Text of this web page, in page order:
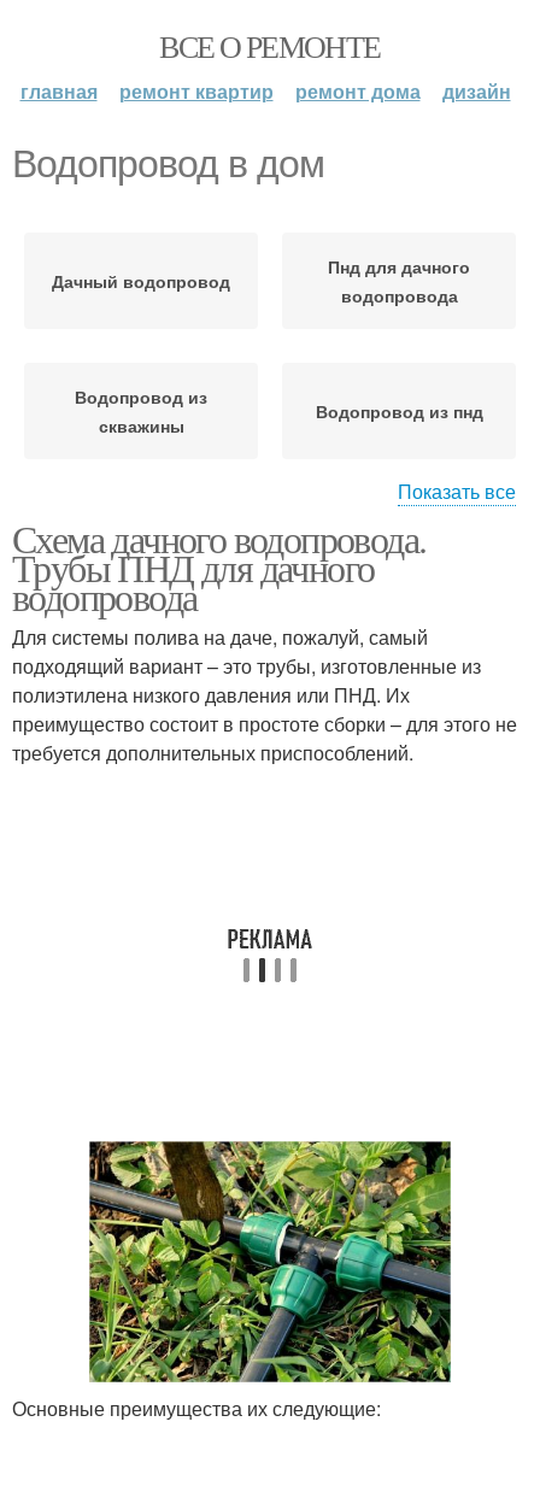
ВСЕ О РЕМОНТЕ
главная ремонт квартир ремонт дома дизайн
Водопровод в дом
Дачный водопровод
Пнд для дачного
водопровода
Водопровод из
скважины
Водопровод из пнд
погружным насосом
Внешний водопровод
Водопровод для
полива
Сезонный водопровод
Водопровод на даче
Показать все
Схема дачного водопровода.
Трубы ПНД для дачного
водопровода
Для системы полива на даче, пожалуй, самый
подходящий вариант – это трубы, изготовленные из
полиэтилена низкого давления или ПНД. Их
преимущество состоит в простоте сборки – для этого не
требуется дополнительных приспособлений.
Основные преимущества их следующие: